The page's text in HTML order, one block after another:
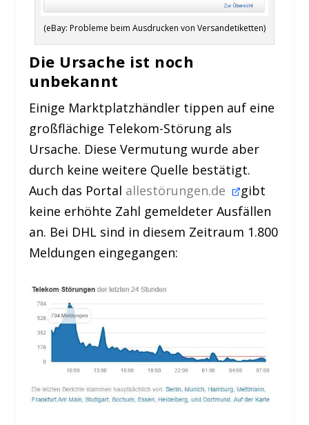
(eBay: Probleme beim Ausdrucken von Versandetiketten)
Die Ursache ist noch
unbekannt
Einige Marktplatzhändler tippen auf eine
großflächige Telekom-Störung als
Ursache. Diese Vermutung wurde aber
durch keine weitere Quelle bestätigt.
Auch das Portal allestörungen.de gibt
keine erhöhte Zahl gemeldeter Ausfällen
an. Bei DHL sind in diesem Zeitraum 1.800
Meldungen eingegangen: